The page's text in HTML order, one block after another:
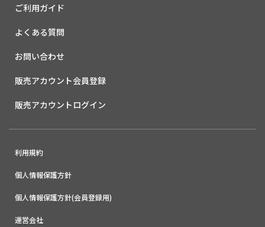
ご利用ガイド
よくある質問
お問い合わせ
販売アカウント会員登録
販売アカウントログイン
利用規約
個人情報保護方針
個人情報保護方針(会員登録用)
運営会社